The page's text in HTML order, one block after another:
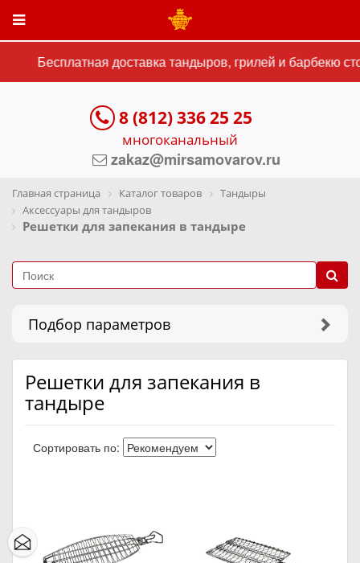
Бесплатная доставка тандыров, грилей и барбекю
8 (812) 336 25 25
многоканальный
zakaz@mirsamovarov.ru
Главная страница Каталог товаров
Тандыры
Аксессуары для тандыров
Решетки для запекания в тандыре
Подбор параметров
Решетки для запекания в
тандыре
Сортировать по: